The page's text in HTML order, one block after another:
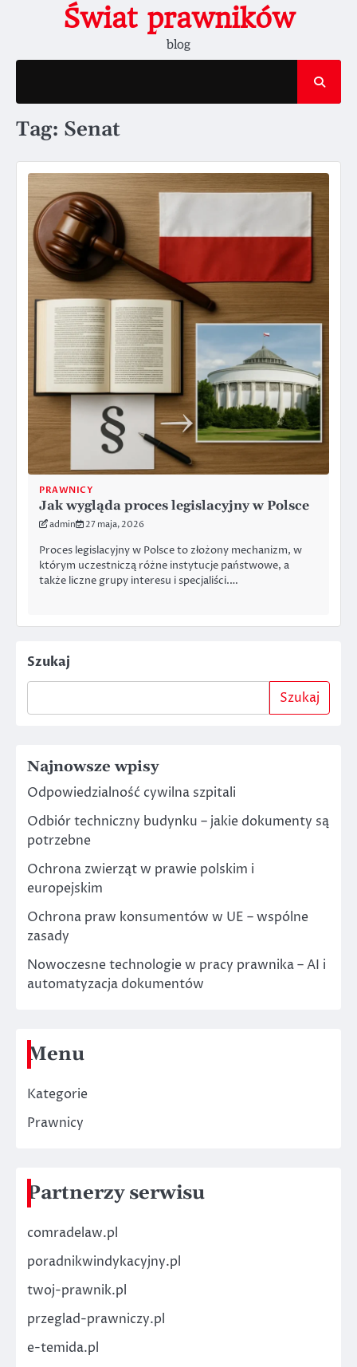
Świat prawników
blog
Tag: Senat
PRAWNICY
Jak wygląda proces legislacyjny w Polsce
admin 27 maja, 2026
Proces legislacyjny w Polsce to złożony mechanizm, w
którym uczestniczą różne instytucje państwowe, a
także liczne grupy interesu i specjaliści.…
Szukaj
Szukaj
Najnowsze wpisy
Odpowiedzialność cywilna szpitali
Odbiór techniczny budynku – jakie dokumenty są
potrzebne
Ochrona zwierząt w prawie polskim i
europejskim
Ochrona praw konsumentów w UE – wspólne
zasady
Nowoczesne technologie w pracy prawnika – AI i
automatyzacja dokumentów
Menu
Kategorie
Prawnicy
Partnerzy serwisu
comradelaw.pl
poradnikwindykacyjny.pl
twoj-prawnik.pl
przeglad-prawniczy.pl
e-temida.pl